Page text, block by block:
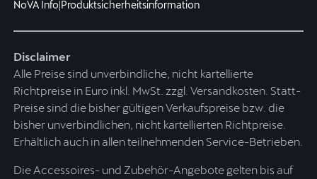
NoVA Info|Produktsicherheitsinformation
Disclaimer
Alle Preise sind unverbindliche, nicht kartellierte
Richtpreise in Euro inkl. MwSt. zzgl. Versandkosten. Statt-
Preise sind die bisher gültigen Verkaufspreise bzw. die
bisher unverbindlichen, nicht kartellierten Richtpreise.
Erhältlich auch in allen teilnehmenden Service-Betrieben.
Die Accessoires- und Zubehör-Angebote gelten bis auf